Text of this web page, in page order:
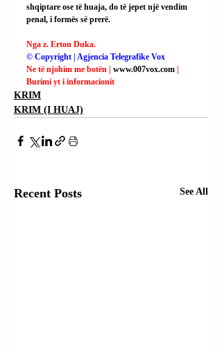
shqiptare ose të huaja, do të jepet një vendim
penal, i formës së prerë.
Nga z. Erton Duka.
© Copyright | Agjencia Telegrafike Vox
Ne të njohim me botën | www.007vox.com
Burimi yt i informacionit
KRIM
KRIM (I HUAJ)
Recent Posts See All